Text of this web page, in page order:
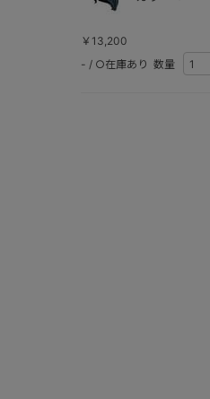
￥13,200
- / ○在庫あり 数量